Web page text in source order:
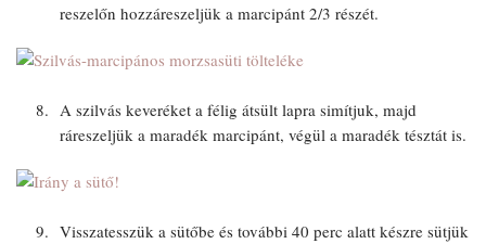
reszelőn hozzáreszeljük a marcipánt 2/3 részét.
A szilvás keveréket a félig átsült lapra simítjuk, majd
ráreszeljük a maradék marcipánt, végül a maradék tésztát is.
Visszatesszük a sütőbe és további 40 perc alatt készre sütjük